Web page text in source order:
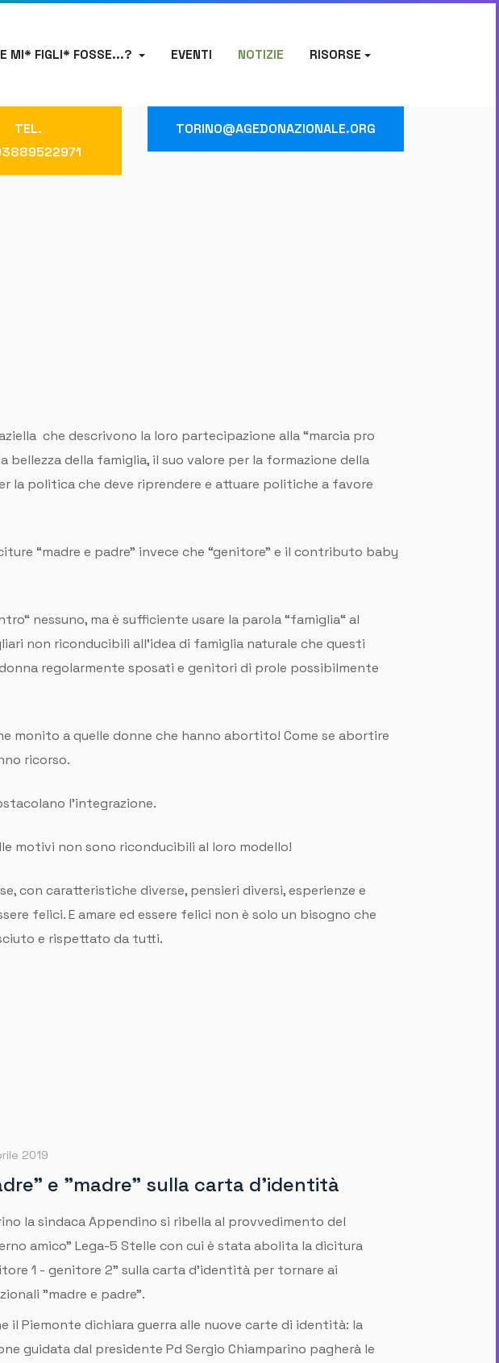
MI* FIGLI* FOSSE...? EVENTI NOTIZIE RISORSE
TEL.
TORINO@AGEDONAZIONALE.ORG
che descrivono la loro partecipazione alla “marcia pro
della famiglia, il suo valore per la formazione della
la politica che deve riprendere e attuare politiche a favore
“madre e padre” invece che “genitore” e il contributo baby
nessuno, ma è sufficiente usare la parola “famiglia“ al
non riconducibili all’idea di famiglia naturale che questi
regolarmente sposati e genitori di prole possibilmente
monito a quelle donne che hanno abortito! Come se abortire
ricorso.
l’integrazione.
motivi non sono riconducibili al loro modello!
con caratteristiche diverse, pensieri diversi, esperienze e
felici. E amare ed essere felici non è solo un bisogno che
e rispettato da tutti.
2019
e "madre" sulla carta d'identità
la sindaca Appendino si ribella al provvedimento del
amico" Lega-5 Stelle con cui è stata abolita la dicitura
1 - genitore 2" sulla carta d'identità per tornare ai
"madre e padre".
il Piemonte dichiara guerra alle nuove carte di identità: la
guidata dal presidente Pd Sergio Chiamparino pagherà le